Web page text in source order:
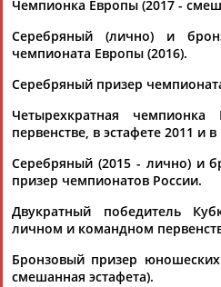
АББАТЕ-
БУЛАТОВА
АББЯСОВА
Чемпионка Европы (2017 -
Серебряный (лично) и
чемпионата Европы (2016).
Серебряный призер
Четырехкратная
первенстве, в эстафете 2011 и
Серебряный (2015 - лично) и
призер чемпионатов России.
Двукратный победитель
личном и командном
Бронзовый призер
смешанная эстафета).